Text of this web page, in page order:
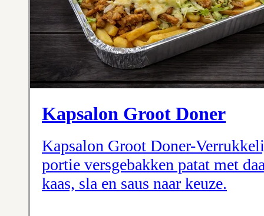
Kapsalon Groot Doner
Kapsalon Groot Doner-
portie versgebakken patat met
kaas, sla en saus naar keuze.